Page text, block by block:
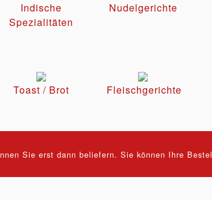
Indische
Spezialitäten
Nudelgerichte
Toast / Brot Fleischgerichte
Sie erst dann beliefern. Sie können Ihre